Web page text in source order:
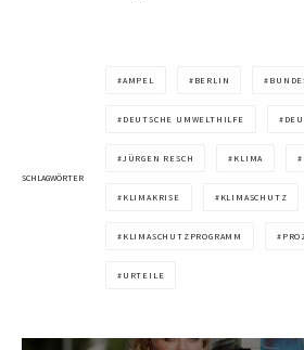
SCHLAGWÖRTER
AMPEL BERLIN
DEUTSCHE UMWELTHILFE
JÜRGEN RESCH KLIMA
KLIMAKRISE KLIMASCHUTZ
KLIMASCHUTZPROGRAMM
URTEILE